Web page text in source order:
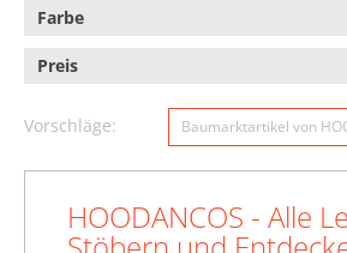
Farbe
Preis
Vorschläge: Baumarktartikel von
HOODANCOS - Alle